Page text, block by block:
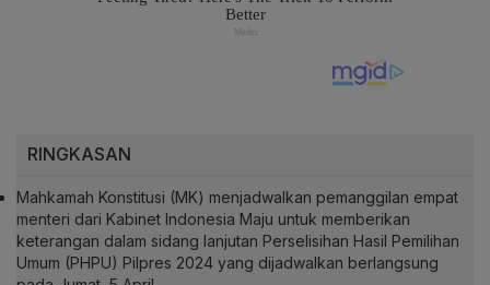
RINGKASAN
Mahkamah Konstitusi (MK) menjadwalkan pemanggilan empat
menteri dari Kabinet Indonesia Maju untuk memberikan
keterangan dalam sidang lanjutan Perselisihan Hasil Pemilihan
Umum (PHPU) Pilpres 2024 yang dijadwalkan berlangsung